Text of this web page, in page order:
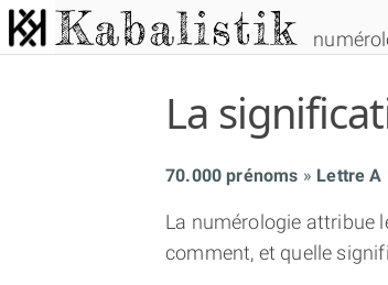
La
70.000 prénoms Lettre A
La numérologie attribue
comment, et quelle